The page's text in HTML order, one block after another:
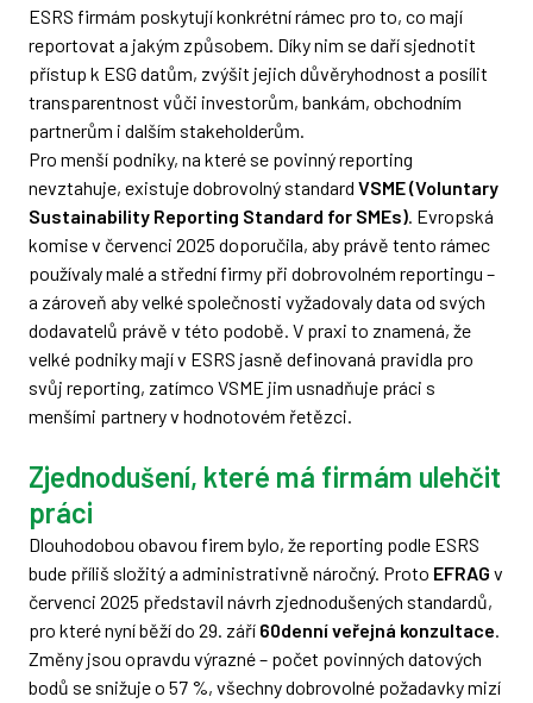
ESRS firmám poskytují konkrétní rámec pro to, co mají
reportovat a jakým způsobem. Díky nim se daří sjednotit
přístup k ESG datům, zvýšit jejich důvěryhodnost a posílit
transparentnost vůči investorům, bankám, obchodním
partnerům i dalším stakeholderům.
Pro menší podniky, na které se povinný reporting
nevztahuje, existuje dobrovolný standard VSME (Voluntary
Sustainability Reporting Standard for SMEs). Evropská
komise v červenci 2025 doporučila, aby právě tento rámec
používaly malé a střední firmy při dobrovolném reportingu –
a zároveň aby velké společnosti vyžadovaly data od svých
dodavatelů právě v této podobě. V praxi to znamená, že
velké podniky mají v ESRS jasně definovaná pravidla pro
svůj reporting, zatímco VSME jim usnadňuje práci s
menšími partnery v hodnotovém řetězci.
Zjednodušení, které má firmám ulehčit
práci
Dlouhodobou obavou firem bylo, že reporting podle ESRS
bude příliš složitý a administrativně náročný. Proto EFRAG v
červenci 2025 představil návrh zjednodušených standardů,
pro které nyní běží do 29. září 60denní veřejná konzultace.
Změny jsou opravdu výrazné – počet povinných datových
bodů se snižuje o 57 %, všechny dobrovolné požadavky mizí